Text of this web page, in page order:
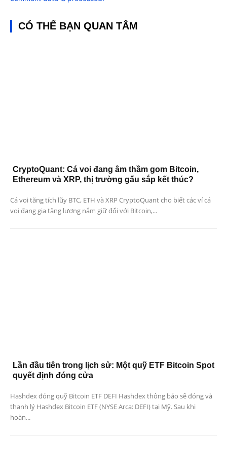
CÓ THỂ BẠN QUAN TÂM
CryptoQuant: Cá voi đang âm thầm gom Bitcoin,
Ethereum và XRP, thị trường gấu sắp kết thúc?
Cá voi tăng tích lũy BTC, ETH và XRP CryptoQuant cho biết các ví cá
voi đang gia tăng lượng nắm giữ đối với Bitcoin,...
Lần đầu tiên trong lịch sử: Một quỹ ETF Bitcoin Spot
quyết định đóng cửa
Hashdex đóng quỹ Bitcoin ETF DEFI Hashdex thông báo sẽ đóng và
thanh lý Hashdex Bitcoin ETF (NYSE Arca: DEFI) tại Mỹ. Sau khi
hoàn...